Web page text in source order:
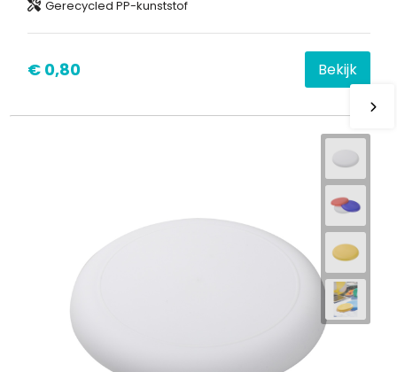
Gerecycled PP-kunststof
€ 0,80 Bekijk